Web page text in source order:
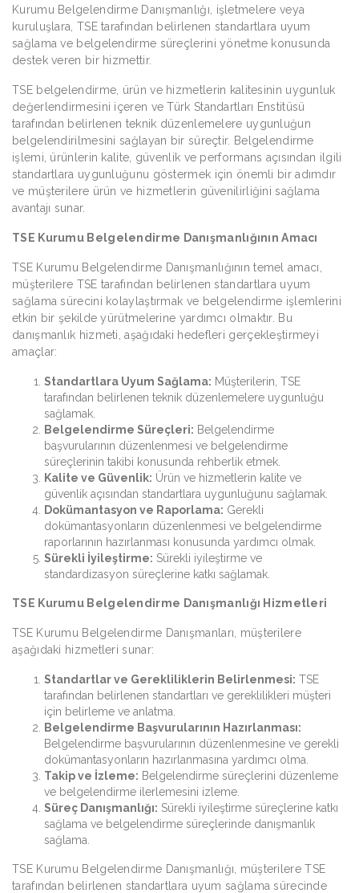
Kurumu Belgelendirme Danışmanlığı, işletmelere veya
kuruluşlara, TSE tarafından belirlenen standartlara uyum
sağlama ve belgelendirme süreçlerini yönetme konusunda
destek veren bir hizmettir.
TSE belgelendirme, ürün ve hizmetlerin kalitesinin uygunluk
değerlendirmesini içeren ve Türk Standartları Enstitüsü
tarafından belirlenen teknik düzenlemelere uygunluğun
belgelendirilmesini sağlayan bir süreçtir. Belgelendirme
işlemi, ürünlerin kalite, güvenlik ve performans açısından ilgili
standartlara uygunluğunu göstermek için önemli bir adımdır
ve müşterilere ürün ve hizmetlerin güvenilirliğini sağlama
avantajı sunar.
TSE Kurumu Belgelendirme Danışmanlığının Amacı
TSE Kurumu Belgelendirme Danışmanlığının temel amacı,
müşterilere TSE tarafından belirlenen standartlara uyum
sağlama sürecini kolaylaştırmak ve belgelendirme işlemlerini
etkin bir şekilde yürütmelerine yardımcı olmaktır. Bu
danışmanlık hizmeti, aşağıdaki hedefleri gerçekleştirmeyi
amaçlar:
Standartlara Uyum Sağlama: Müşterilerin, TSE
tarafından belirlenen teknik düzenlemelere uygunluğu
sağlamak.
Belgelendirme Süreçleri: Belgelendirme
başvurularının düzenlenmesi ve belgelendirme
süreçlerinin takibi konusunda rehberlik etmek.
Kalite ve Güvenlik: Ürün ve hizmetlerin kalite ve
güvenlik açısından standartlara uygunluğunu sağlamak.
Dokümantasyon ve Raporlama: Gerekli
dokümantasyonların düzenlenmesi ve belgelendirme
raporlarının hazırlanması konusunda yardımcı olmak.
Sürekli İyileştirme: Sürekli iyileştirme ve
standardizasyon süreçlerine katkı sağlamak.
TSE Kurumu Belgelendirme Danışmanlığı Hizmetleri
TSE Kurumu Belgelendirme Danışmanları, müşterilere
aşağıdaki hizmetleri sunar:
Standartlar ve Gerekliliklerin Belirlenmesi: TSE
tarafından belirlenen standartları ve gereklilikleri müşteri
için belirleme ve anlatma.
Belgelendirme Başvurularının Hazırlanması:
Belgelendirme başvurularının düzenlenmesine ve gerekli
dokümantasyonların hazırlanmasına yardımcı olma.
Takip ve İzleme: Belgelendirme süreçlerini düzenleme
ve belgelendirme ilerlemesini izleme.
Süreç Danışmanlığı: Sürekli iyileştirme süreçlerine katkı
sağlama ve belgelendirme süreçlerinde danışmanlık
sağlama.
TSE Kurumu Belgelendirme Danışmanlığı, müşterilere TSE
tarafından belirlenen standartlara uyum sağlama sürecinde